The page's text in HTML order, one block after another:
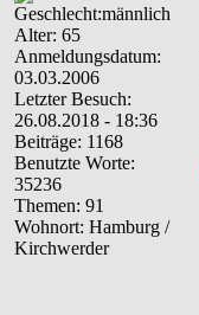
Alter: 65
Anmeldungsdatum:
03.03.2006
Letzter Besuch:
26.08.2018 - 18:36
Beiträge: 1168
Benutzte Worte:
35236
Themen: 91
Wohnort: Hamburg /
Kirchwerder